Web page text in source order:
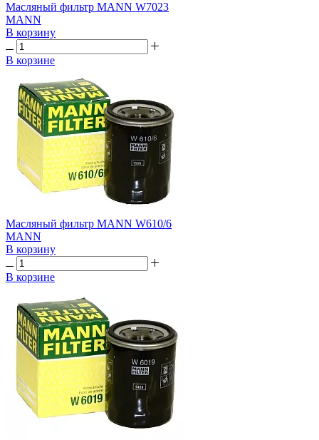
Масляный фильтр MANN W7023
MANN
В корзину
В корзине
Масляный фильтр MANN W610/6
MANN
В корзину
В корзине